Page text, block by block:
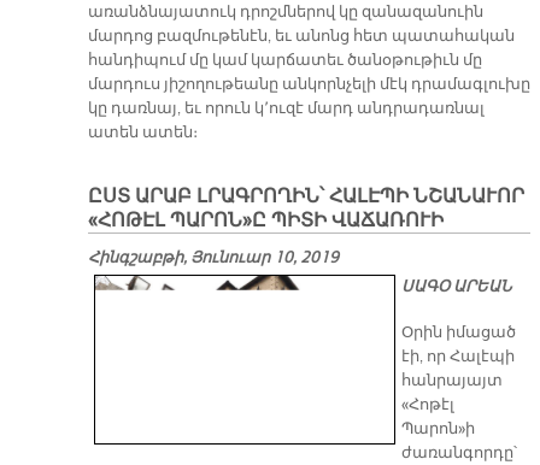
առանձնայատուկ դրոշմներով կը զանազանուին
մարդոց բազմութենէն, եւ անոնց հետ պատահական
հանդիպում մը կամ կարճատեւ ծանօթութիւն մը
մարդուս յիշողութեանը անկորնչելի մէկ դրամագլուխը
կը դառնայ, եւ որուն կ՚ուզէ մարդ անդրադառնալ
ատեն ատեն։
ԸՍՏ ԱՐԱԲ ԼՐԱԳՐՈՂԻՆ՝ ՀԱԼԷՊԻ ՆՇԱՆԱՒՈՐ
«ՀՈԹԷԼ ՊԱՐՈՆ»Ը ՊԻՏԻ ՎԱՃԱՌՈՒԻ
Հինգշաբթի, Յունուար 10, 2019
ՍԱԳՕ ԱՐԵԱՆ
Օրին իմացած
էի, որ Հալէպի
հանրայայտ
«Հոթէլ
Պարոն»ի
ժառանգորդը՝